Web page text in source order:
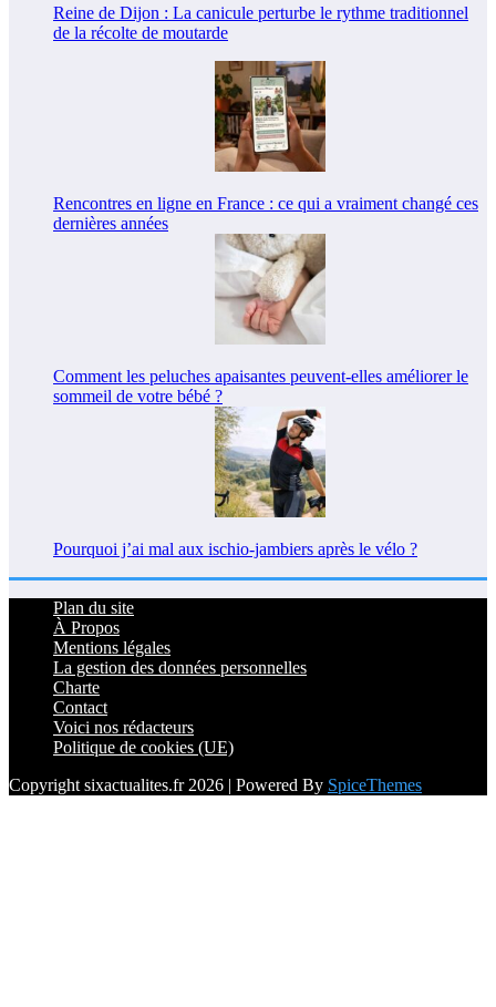
Reine de Dijon : La canicule perturbe le rythme traditionnel
de la récolte de moutarde
Rencontres en ligne en France : ce qui a vraiment changé ces
dernières années
Comment les peluches apaisantes peuvent-elles améliorer le
sommeil de votre bébé ?
Pourquoi j’ai mal aux ischio-jambiers après le vélo ?
Plan du site
À Propos
Mentions légales
La gestion des données personnelles
Charte
Contact
Voici nos rédacteurs
Politique de cookies (UE)
Copyright sixactualites.fr 2026 | Powered By SpiceThemes